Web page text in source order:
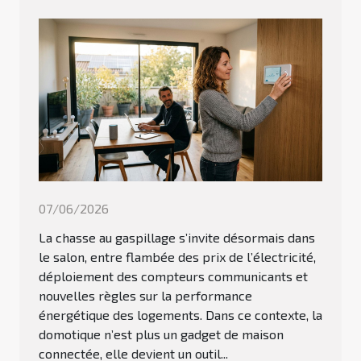
07/06/2026
La chasse au gaspillage s’invite désormais dans
le salon, entre flambée des prix de l’électricité,
déploiement des compteurs communicants et
nouvelles règles sur la performance
énergétique des logements. Dans ce contexte, la
domotique n’est plus un gadget de maison
connectée, elle devient un outil...